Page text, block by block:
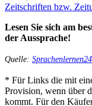
Zeitschriften bzw.
Lesen Sie sich am
der Aussprache!
Quelle: Sprachenlernen24
* Für Links die mit
Provision, wenn über
kommt. Für den